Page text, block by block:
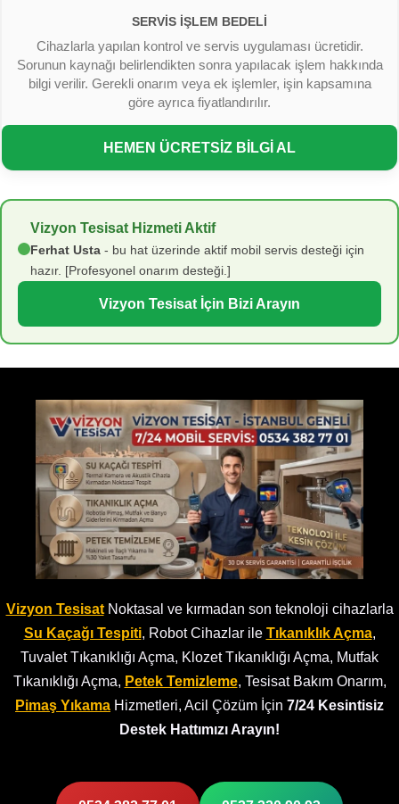
SERVIS İŞLEM BEDELI
Cihazlarla yapılan kontrol ve servis uygulaması ücretidir.
Sorunun kaynağı belirlendikten sonra yapılacak işlem hakkında
bilgi verilir. Gerekli onarım veya ek işlemler, işin kapsamına
göre ayrıca fiyatlandırılır.
HEMEN ÜCRETSİZ BİLGİ AL
Vizyon Tesisat Hizmeti Aktif
Ferhat Usta - bu hat üzerinde aktif mobil servis desteği için
hazır. [Profesyonel onarım desteği.]
Vizyon Tesisat İçin Bizi Arayın
Vizyon TesisatNoktasal ve kırmadan son teknoloji cihazlarla
Su Kaçağı Tespiti, Robot Cihazlar ile Tıkanıklık Açma,
Tuvalet Tıkanıklığı Açma, Klozet Tıkanıklığı Açma, Mutfak
Tıkanıklığı Açma, Petek Temizleme, Tesisat Bakım Onarım,
Pimaş Yıkama Hizmetleri, Acil Çözüm İçin 7/24 Kesintisiz
Destek Hattımızı Arayın!